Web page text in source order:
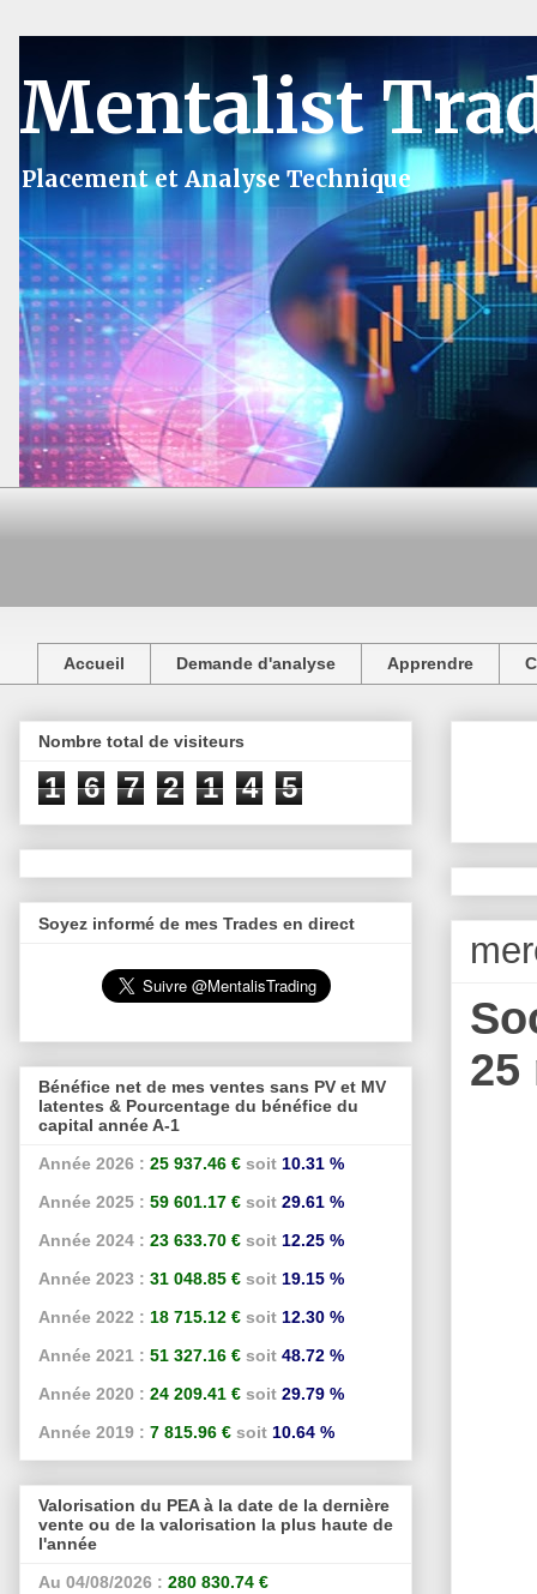
Mentalist
Placement et Analyse Technique
Accueil Demande d'analyse Apprendre
25
Nombre total de visiteurs
1 6 7 2 1 4 5
Soyez informé de mes Trades en direct
Bénéfice net de mes ventes sans PV et MV
latentes & Pourcentage du bénéfice du
capital année A-1
Année 2026 : 25 937.46 € soit 10.31 %
Année 2025 : 59 601.17 € soit 29.61 %
Année 2024 : 23 633.70 € soit 12.25 %
Année 2023 : 31 048.85 € soit 19.15 %
Année 2022 : 18 715.12 € soit 12.30 %
Année 2021 : 51 327.16 € soit 48.72 %
Année 2020 : 24 209.41 € soit 29.79 %
Année 2019 : 7 815.96 € soit 10.64 %
Valorisation du PEA à la date de la dernière
vente ou de la valorisation la plus haute de
l'année
Au 04/08/2026 : 280 830.74 €